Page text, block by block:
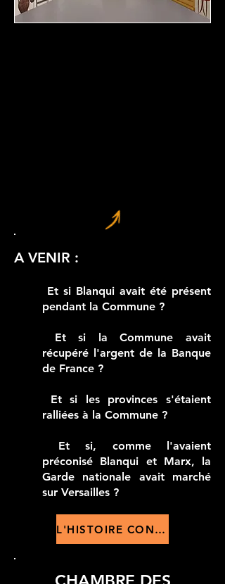
A VENIR :
Et si Blanqui avait été présent
pendant la Commune ?
Et si la Commune avait
récupéré l'argent de la Banque
de France ?
Et si les provinces s'étaient
ralliées à la Commune ?
Et si, comme l'avaient
préconisé Blanqui et Marx, la
Garde nationale avait marché
sur Versailles ?
L'HISTOIRE CONTREFACTUELLE OU UCHRONIE >>